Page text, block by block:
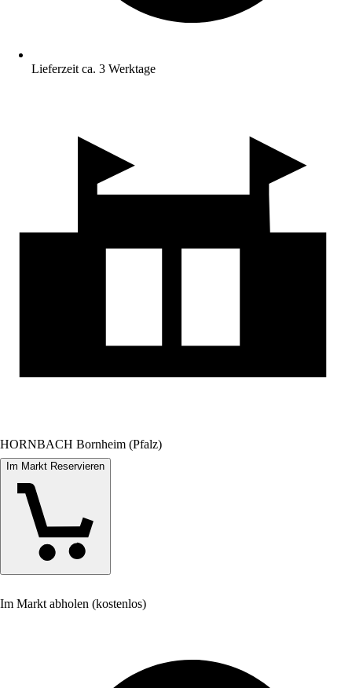
Lieferzeit ca. 3 Werktage
HORNBACH Bornheim (Pfalz)
Im Markt Reservieren
Im Markt abholen (kostenlos)